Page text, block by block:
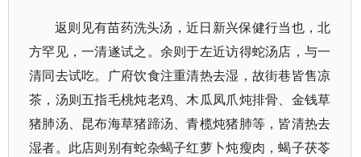
返则见有苗药洗头汤，近日新兴保健行当也，北
方罕见，一清遂试之。余则于左近访得蛇汤店，与一
清同去试吃。广府饮食注重清热去湿，故街巷皆售凉
茶，汤则五指毛桃炖老鸡、木瓜凤爪炖排骨、金钱草
猪肺汤、昆布海草猪蹄汤、青榄炖猪肺等，皆清热去
湿者。此店则别有蛇杂蝎子红萝卜炖瘦肉，蝎子茯苓